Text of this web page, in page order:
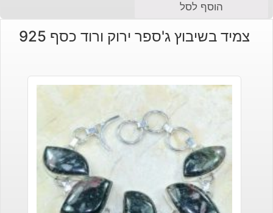
הוסף לסל
צמיד בשיבוץ ג'ספר ירוק ורוד כסף 925